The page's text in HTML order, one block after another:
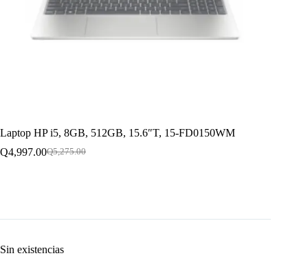
Laptop HP i5, 8GB, 512GB, 15.6″T, 15-FD0150WM
Q5,275.00
El
Q4,997.00El
Sin existencias